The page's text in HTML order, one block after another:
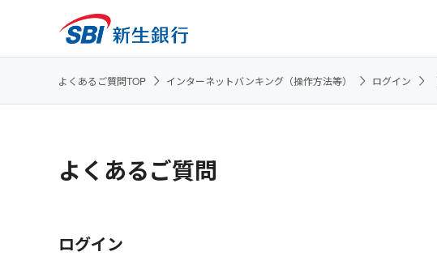
よくあるご質問TOP インターネットバンキング（操作方法等） ログイン
よくあるご質問
ログイン